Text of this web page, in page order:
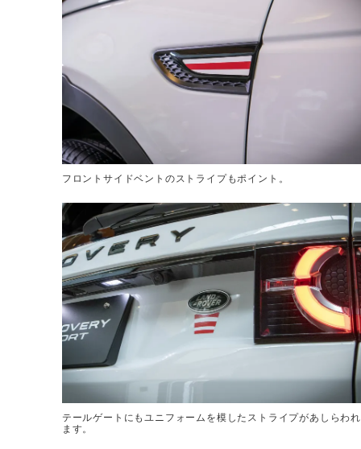
フロントサイドベントのストライプもポイント。
テールゲートにもユニフォームを模したストライプがあしらわれ
ます。